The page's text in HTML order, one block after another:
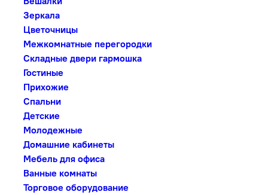
Зеркала
Цветочницы
Межкомнатные перегородки
Складные двери гармошка
Гостиные
Прихожие
Спальни
Детские
Молодежные
Домашние кабинеты
Мебель для офиса
Ванные комнаты
Торговое оборудование